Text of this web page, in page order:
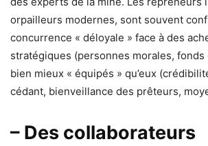
orpailleurs modernes, sont souvent
concurrence « déloyale » face à des
stratégiques (personnes morales, fonds
bien mieux « équipés » qu’eux
cédant, bienveillance des prêteurs,
– Des collaborateurs